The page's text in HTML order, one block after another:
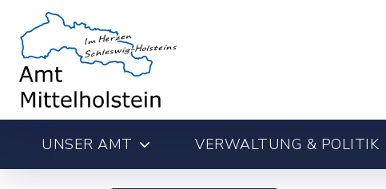
UNSER AMT VERWALTUNG & POLITIK